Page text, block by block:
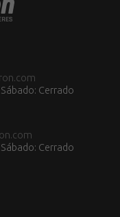
Sábado: Cerrado
Sábado: Cerrado